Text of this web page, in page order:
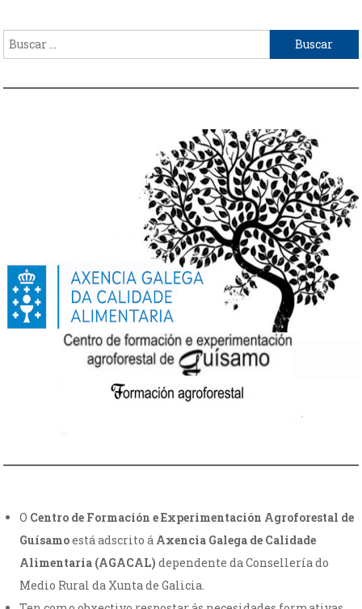
Buscar:
O Centro de Formación e Experimentación Agroforestal de
Guísamoestá adscrito á Axencia Galega de Calidade
Alimentaria (AGACAL) dependente da Consellería do
Medio Rural da Xunta de Galicia.